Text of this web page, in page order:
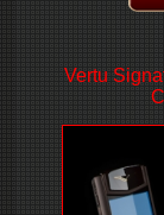
Vertu